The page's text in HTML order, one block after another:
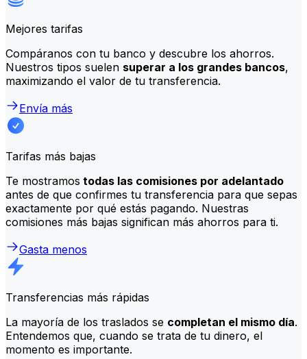
Mejores tarifas
Compáranos con tu banco y descubre los ahorros.
Nuestros tipos suelen superar a los grandes bancos,
maximizando el valor de tu transferencia.
Envía más
Tarifas más bajas
Te mostramos todas las comisiones por adelantado
antes de que confirmes tu transferencia para que sepas
exactamente por qué estás pagando. Nuestras
comisiones más bajas significan más ahorros para ti.
Gasta menos
Transferencias más rápidas
La mayoría de los traslados se completan el mismo día.
Entendemos que, cuando se trata de tu dinero, el
momento es importante.